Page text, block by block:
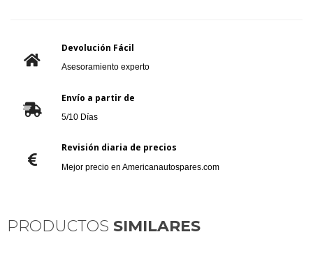
Devolución Fácil
Asesoramiento experto
Envío a partir de
5/10 Días
Revisión diaria de precios
Mejor precio en Americanautospares.com
PRODUCTOS SIMILARES